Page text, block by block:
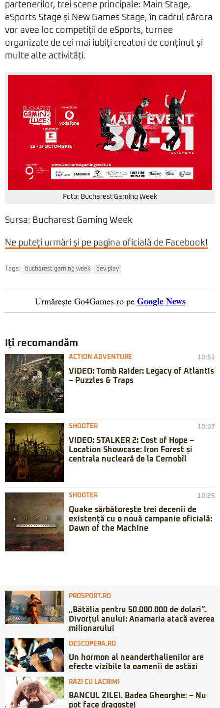
partenerilor, trei scene principale: Main Stage,
eSports Stage și New Games Stage, în cadrul cărora
vor avea loc competiții de eSports, turnee
organizate de cei mai iubiți creatori de conținut și
multe alte activități.
Foto: Bucharest Gaming Week
Sursa: Bucharest Gaming Week
Ne puteți urmări și pe pagina oficială de Facebook!
Tags: bucharest gaming week dev.play
Urmărește Go4Games.ro pe Google News
Iți recomandăm
ACTION ADVENTURE 10:51
VIDEO: Tomb Raider: Legacy of Atlantis
– Puzzles & Traps
SHOOTER 10:37
VIDEO: STALKER 2: Cost of Hope –
Location Showcase: Iron Forest și
centrala nucleară de la Cernobîl
SHOOTER 10:25
Quake sărbătorește trei decenii de
existență cu o nouă campanie oficială:
Dawn of the Machine
PROSPORT.RO
„Bătălia pentru 50.000.000 de dolari”.
Divorțul anului: Anamaria atacă averea
milionarului
DESCOPERA.RO
Un hormon al neanderthalienilor are
efecte vizibile la oamenii de astăzi
RAZI CU LACRIMI
BANCUL ZILEI. Badea Gheorghe: – Nu
pot face dragoste!